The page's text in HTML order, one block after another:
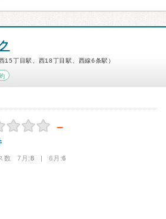
15丁目駅、西18丁目駅、西線6条駅）
－
数 7月:8 | 6月:6